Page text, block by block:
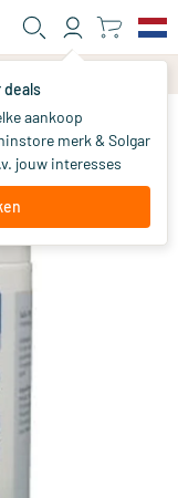
deals
aankoop
merk & Solgar
jouw interesses
31.